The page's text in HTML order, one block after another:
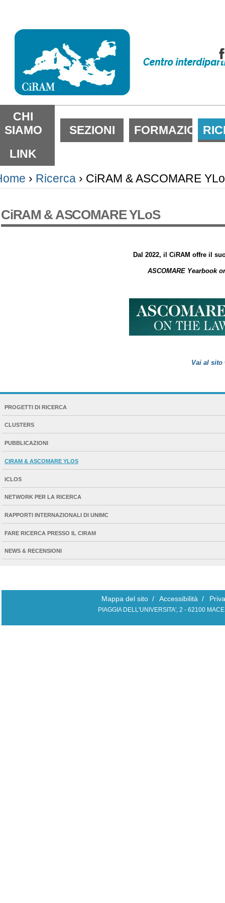
CHI
SIAMO
SEZIONI FORMAZIONE
LINK
› Ricerca › CiRAM & ASCOMARE
CiRAM & ASCOMARE YLoS
Dal 2022, il CiRAM offre il
ASCOMARE Yearbook
Vai al sito
EXTENDED
PROGETTI DI RICERCA
CLUSTERS
PUBBLICAZIONI
CIRAM & ASCOMARE YLOS
ICLOS
NETWORK PER LA RICERCA
RAPPORTI INTERNAZIONALI DI UNIMC
FARE RICERCA PRESSO IL CIRAM
NEWS & RECENSIONI
Mappa del sito / Accessibilità /
PIAGGIA DELL'UNIVERSITA', 2 - 62100